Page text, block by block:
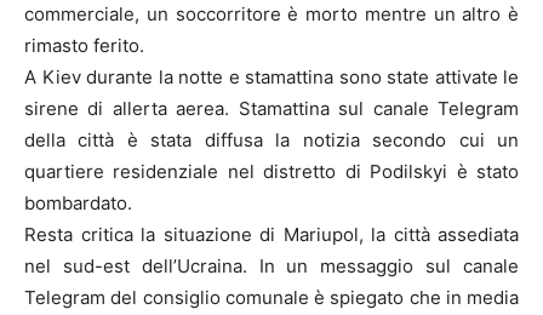
commerciale, un soccorritore è morto mentre un altro è
rimasto ferito.
A Kiev durante la notte e stamattina sono state attivate le
sirene di allerta aerea. Stamattina sul canale Telegram
della città è stata diffusa la notizia secondo cui un
quartiere residenziale nel distretto di Podilskyi è stato
bombardato.
Resta critica la situazione di Mariupol, la città assediata
nel sud-est dell’Ucraina. In un messaggio sul canale
Telegram del consiglio comunale è spiegato che in media